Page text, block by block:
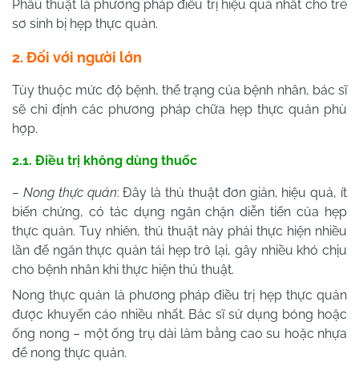
Phẫu thuật là phương pháp điều trị hiệu quả nhất cho trẻ
sơ sinh bị hẹp thực quản.
2. Đối với người lớn
Tùy thuộc mức độ bệnh, thể trạng của bệnh nhân, bác sĩ
sẽ chỉ định các phương pháp chữa hẹp thực quản phù
hợp.
2.1. Điều trị không dùng thuốc
– Nong thực quản: Đây là thủ thuật đơn giản, hiệu quả, ít
biến chứng, có tác dụng ngăn chặn diễn tiến của hẹp
thực quản. Tuy nhiên, thủ thuật này phải thực hiện nhiều
lần để ngăn thực quản tái hẹp trở lại, gây nhiều khó chịu
cho bệnh nhân khi thực hiện thủ thuật.
Nong thực quản là phương pháp điều trị hẹp thực quản
được khuyến cáo nhiều nhất. Bác sĩ sử dụng bóng hoặc
ống nong – một ống trụ dài làm bằng cao su hoặc nhựa
để nong thực quản.